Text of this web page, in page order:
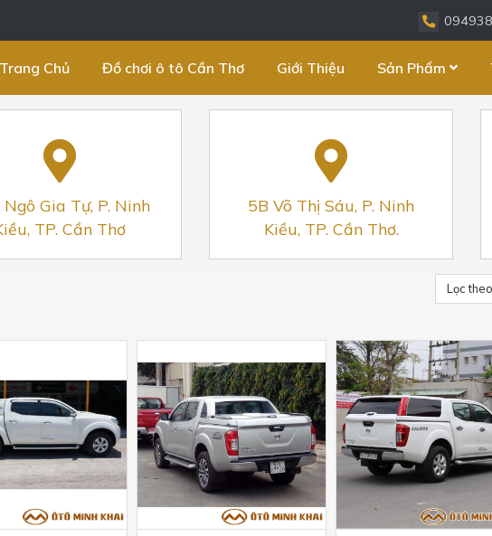
Trang Chủ Đồ chơi ô tô Cần Thơ Giới Thiệu Sản Phẩm
Gia Tự, P. Ninh
TP. Cần Thơ
5B Võ Thị Sáu, P. Ninh
Kiều, TP. Cần Thơ.
Lọc